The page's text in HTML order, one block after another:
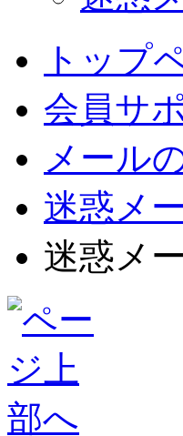
トップ
会員サ
メール
迷惑メ
迷惑メ